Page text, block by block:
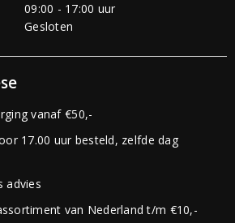
09:00 - 17:00 uur
Gesloten
vanaf €50,-
17.00 uur besteld, zelfde dag
advies
van Nederland t/m €10,-